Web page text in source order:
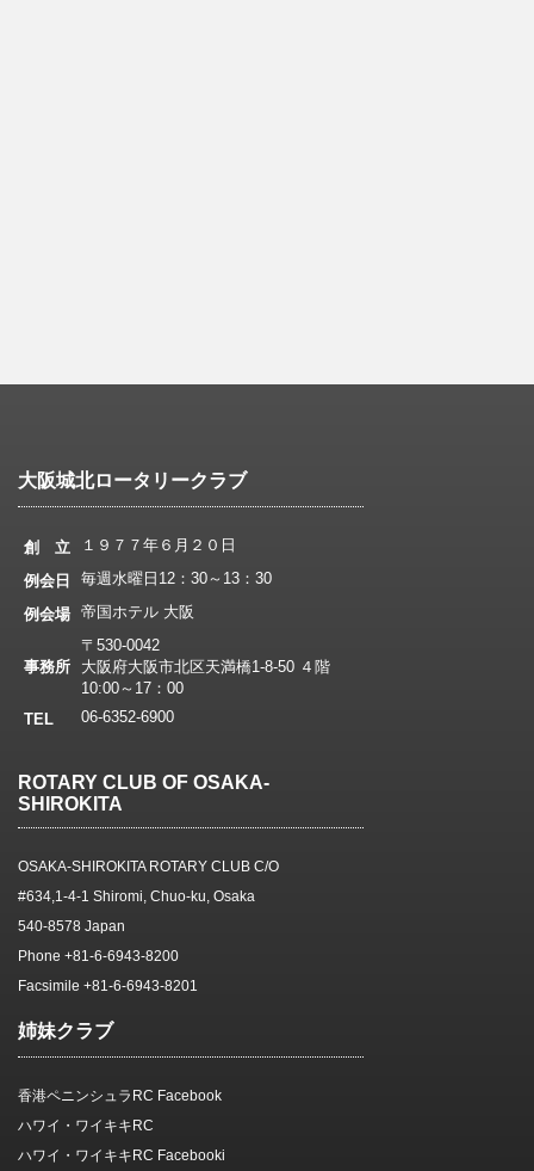
大阪城北ロータリークラブ
創 立
１９７７年６月２０日
例会日
毎週水曜日12：30～13：30
例会場 帝国ホテル 大阪
事務所
〒530-0042
大阪府大阪市北区天満橋1-8-50 ４階
10:00～17：00
TEL
06-6352-6900
ROTARY CLUB OF OSAKA-
SHIROKITA
OSAKA-SHIROKITA ROTARY CLUB C/O
#634,1-4-1 Shiromi, Chuo-ku, Osaka
540-8578 Japan
Phone +81-6-6943-8200
Facsimile +81-6-6943-8201
姉妹クラブ
香港ペニンシュラRC Facebook
ハワイ・ワイキキRC
ハワイ・ワイキキRC Facebooki